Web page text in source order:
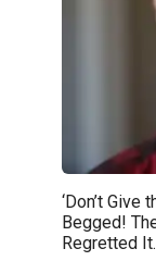
‘Don’t Give
Begged!
Regretted It.